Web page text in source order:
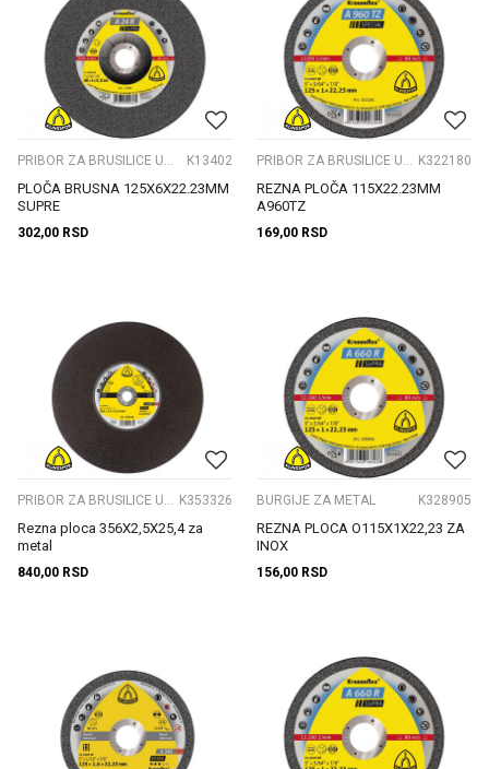
PRIBOR ZA BRUSILICE UGAONE K13402
PLOČA BRUSNA 125X6X22.23MM
SUPRE
302,00 RSD
PRIBOR ZA BRUSILICE UGAONE K322180
REZNA PLOČA 115X22.23MM
A960TZ
169,00 RSD
PRIBOR ZA BRUSILICE UGAONE K353326
Rezna ploca 356X2,5X25,4 za
metal
840,00 RSD
BURGIJE ZA METAL K328905
REZNA PLOCA O115X1X22,23 ZA
INOX
156,00 RSD